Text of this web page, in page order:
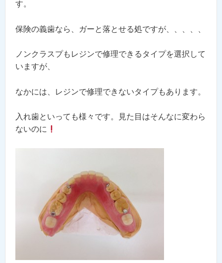
す。
保険の義歯なら、ガーと落とせる処ですが、、、、、
ノンクラスプもレジンで修理できるタイプを選択して
いますが、
なかには、レジンで修理できないタイプもあります。
入れ歯といっても様々です。見た目はそんなに変わら
ないのに